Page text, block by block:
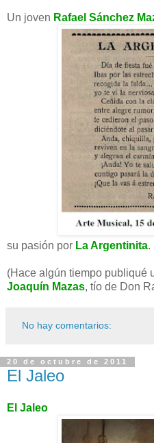
Un joven Rafael Sánchez
su pasión por La Argentinita.
(Hace algún tiempo publiqué
Joaquín Mazas, tío de Don
No hay comentarios:
20 de octubre de 2011
El Jaleo
El Jaleo